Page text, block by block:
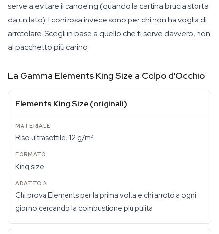
serve a evitare il canoeing (quando la cartina brucia storta
da un lato). I coni rosa invece sono per chi non ha voglia di
arrotolare. Scegli in base a quello che ti serve davvero, non
al pacchetto più carino.
La Gamma Elements King Size a Colpo d'Occhio
Elements King Size (originali)
Riso ultrasottile, 12 g/m²
King size
Chi prova Elements per la prima volta e chi arrotola ogni
giorno cercando la combustione più pulita